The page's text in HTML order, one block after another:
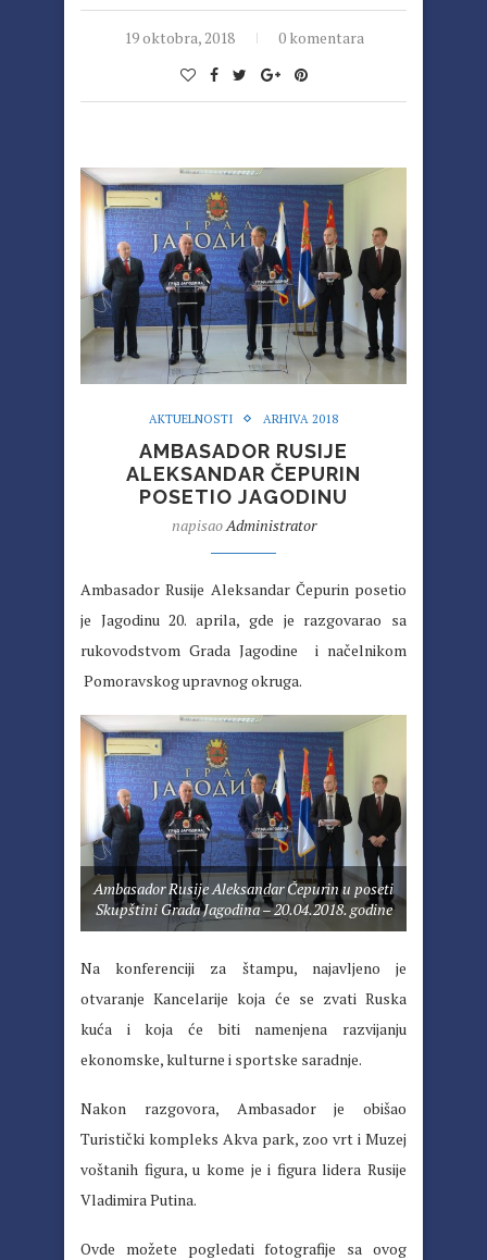
19 oktobra, 2018 0 komentara
AKTUELNOSTI ARHIVA 2018
AMBASADOR RUSIJE
ALEKSANDAR ČEPURIN
POSETIO JAGODINU
napisao Administrator
Ambasador Rusije Aleksandar Čepurin posetio
je Jagodinu 20. aprila, gde je razgovarao sa
rukovodstvom Grada Jagodine i načelnikom
Pomoravskog upravnog okruga.
Ambasador Rusije Aleksandar Čepurin u poseti
Skupštini Grada Jagodina – 20.04.2018. godine
Na konferenciji za štampu, najavljeno je
otvaranje Kancelarije koja će se zvati Ruska
kuća i koja će biti namenjena razvijanju
ekonomske, kulturne i sportske saradnje.
Nakon razgovora, Ambasador je obišao
Turistički kompleks Akva park, zoo vrt i Muzej
voštanih figura, u kome je i figura lidera Rusije
Vladimira Putina.
Ovde možete pogledati fotografije sa ovog